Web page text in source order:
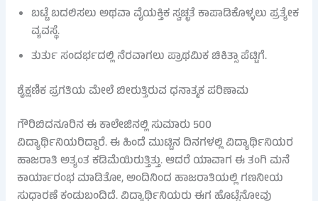
ಬಟ್ಟೆ ಬದಲಿಸಲು ಅಥವಾ ವೈಯಕ್ತಿಕ ಸ್ವಚ್ಛತೆ ಕಾಪಾಡಿಕೊಳ್ಳಲು ಪ್ರತ್ಯೇಕ
ವ್ಯವಸ್ಥೆ.
ತುರ್ತು ಸಂದರ್ಭದಲ್ಲಿ ನೆರವಾಗಲು ಪ್ರಾಥಮಿಕ ಚಿಕಿತ್ಸಾ ಪೆಟ್ಟಿಗೆ.
ಶೈಕ್ಷಣಿಕ ಪ್ರಗತಿಯ ಮೇಲೆ ಬೀರುತ್ತಿರುವ ಧನಾತ್ಮಕ ಪರಿಣಾಮ
ಗೌರಿಬಿದನೂರಿನ ಈ ಕಾಲೇಜಿನಲ್ಲಿ ಸುಮಾರು 500
ವಿದ್ಯಾರ್ಥಿನಿಯರಿದ್ದಾರೆ. ಈ ಹಿಂದೆ ಮುಟ್ಟಿನ ದಿನಗಳಲ್ಲಿ ವಿದ್ಯಾರ್ಥಿನಿಯರ
ಹಾಜರಾತಿ ಅತ್ಯಂತ ಕಡಿಮೆಯಿರುತ್ತಿತ್ತು. ಆದರೆ ಯಾವಾಗ ಈ ತಂಗಿ ಮನೆ
ಕಾರ್ಯಾರಂಭ ಮಾಡಿತೋ, ಅಂದಿನಿಂದ ಹಾಜರಾತಿಯಲ್ಲಿ ಗಣನೀಯ
ಸುಧಾರಣೆ ಕಂಡುಬಂದಿದೆ. ವಿದ್ಯಾರ್ಥಿನಿಯರು ಈಗ ಹೊಟ್ಟೆನೋವು